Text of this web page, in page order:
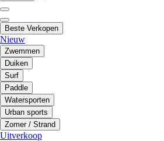
Beste Verkopen
Nieuw
Zwemmen
Duiken
Surf
Paddle
Watersporten
Urban sports
Zomer / Strand
Uitverkoop